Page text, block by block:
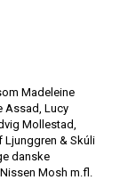
Madeleine
Assad, Lucy
Mollestad,
Ljunggren & Skúli
danske
Mosh m.fl.